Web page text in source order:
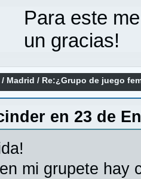
Para este
un gracias!
/ Madrid / Re:¿Grupo de juego
en 23 de
mi grupete hay